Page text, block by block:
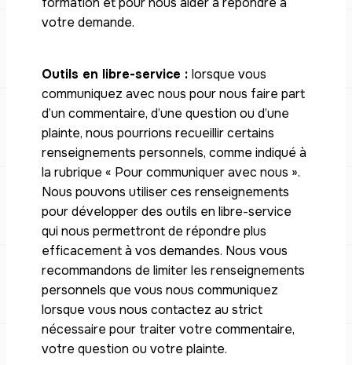
votre demande.
Outils en libre-service : lorsque vous
communiquez avec nous pour nous faire part
d’un commentaire, d’une question ou d’une
plainte, nous pourrions recueillir certains
renseignements personnels, comme indiqué à
la rubrique « Pour communiquer avec nous ».
Nous pouvons utiliser ces renseignements
pour développer des outils en libre-service
qui nous permettront de répondre plus
efficacement à vos demandes. Nous vous
recommandons de limiter les renseignements
personnels que vous nous communiquez
lorsque vous nous contactez au strict
nécessaire pour traiter votre commentaire,
votre question ou votre plainte.